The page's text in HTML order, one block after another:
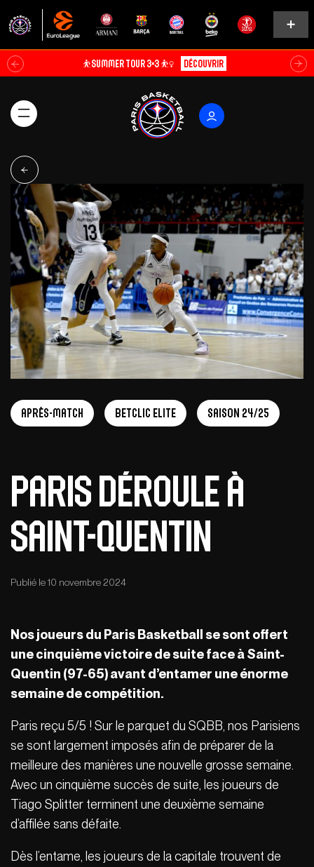
⛹️SUMMER TOUR 3×3 ⛹️‍♀️ Découvrir
Après-match Betclic Elite Saison 24/25
Paris déroule à
Saint-Quentin
Publié le 10 novembre 2024
Nos joueurs du Paris Basketball se sont offert
une cinquième victoire de suite face à Saint-
Quentin (97-65) avant d’entamer une énorme
semaine de compétition.
Paris reçu 5/5 ! Sur le parquet du SQBB, nos Parisiens
se sont largement imposés afin de préparer de la
meilleure des manières une nouvelle grosse semaine.
Avec un cinquième succès de suite, les joueurs de
Tiago Splitter terminent une deuxième semaine
d’affilée sans défaite.
Dès l’entame, les joueurs de la capitale trouvent de